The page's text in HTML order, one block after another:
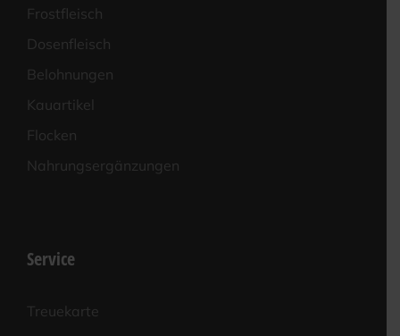
Frost­fleisch
Dosen­fleisch
Beloh­nun­gen
Kau­ar­ti­kel
Flo­cken
Nah­rungs­er­gän­zun­gen
Service
Treue­kar­te